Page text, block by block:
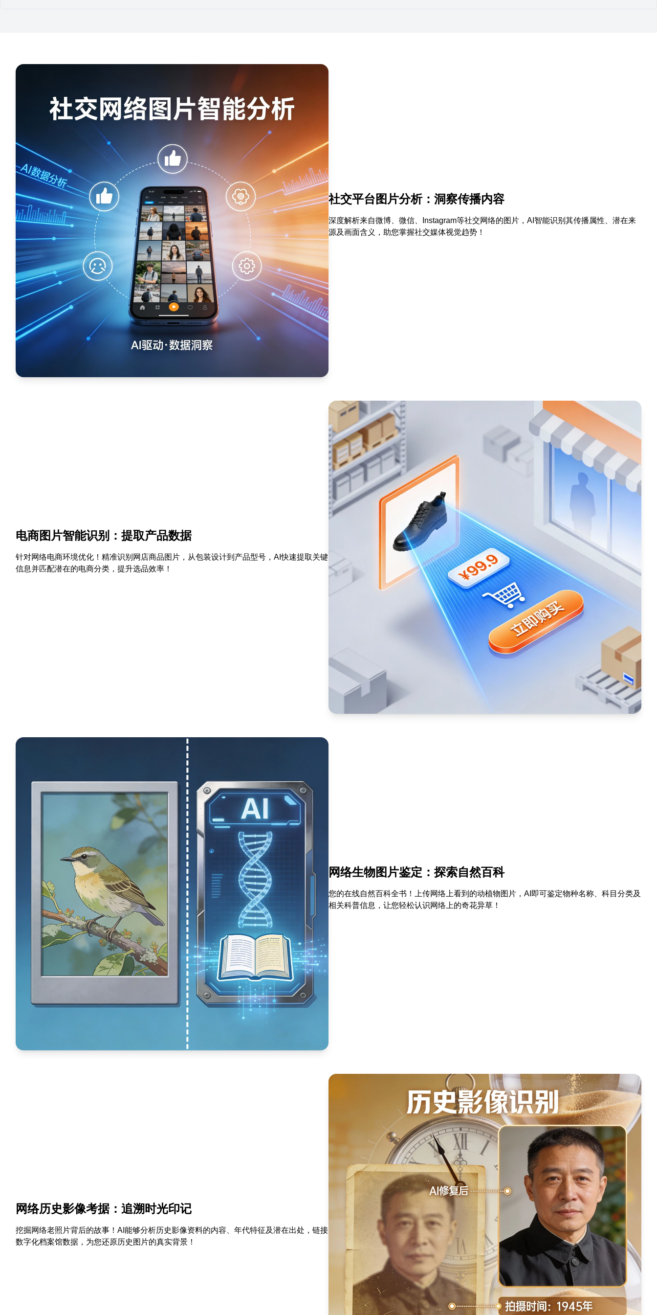
社交平台图片分析：洞察传播内容
深度解析来自微博、微信、Instagram等社交网络的图片，AI智能识别其传播属性、潜在来
源及画面含义，助您掌握社交媒体视觉趋势！
电商图片智能识别：提取产品数据
针对网络电商环境优化！精准识别网店商品图片，从包装设计到产品型号，AI快速提取关键
信息并匹配潜在的电商分类，提升选品效率！
网络生物图片鉴定：探索自然百科
您的在线自然百科全书！上传网络上看到的动植物图片，AI即可鉴定物种名称、科目分类及
相关科普信息，让您轻松认识网络上的奇花异草！
网络历史影像考据：追溯时光印记
挖掘网络老照片背后的故事！AI能够分析历史影像资料的内容、年代特征及潜在出处，链接
数字化档案馆数据，为您还原历史图片的真实背景！